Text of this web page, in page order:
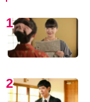
1
2